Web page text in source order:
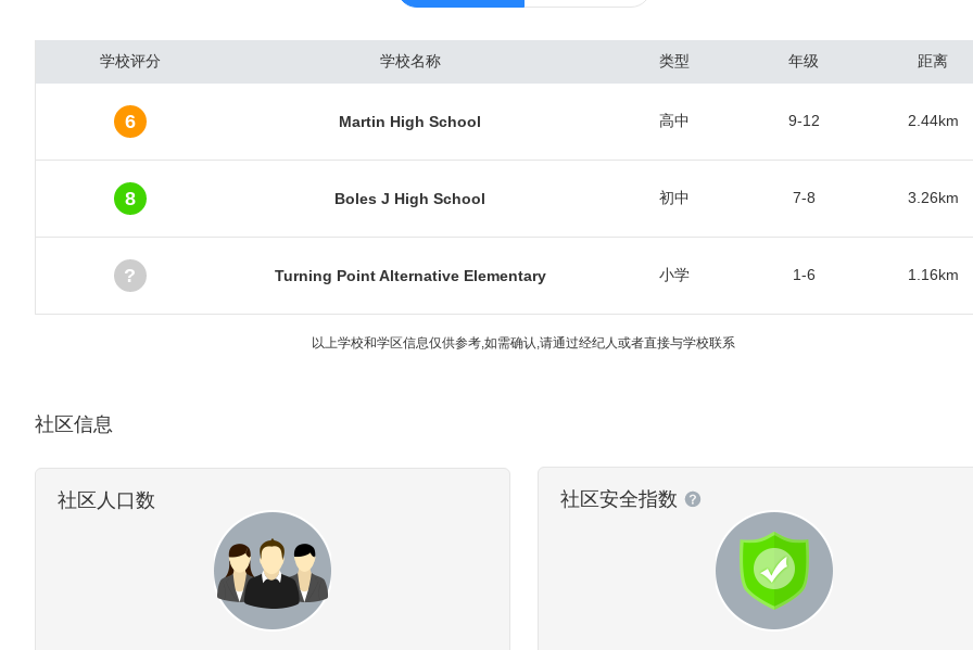
的内陆都市圈。达拉斯随着1870年后铁路陆续通达，发展成为全国主要棉花市场之一。1930年东
现大油田后，城市经济进一步增长。现为美国南部重要的石油城，城市东、西大油田所产的原油经
管汇集本市。炼油、石油化工、石油机械等工业发达，在市区设有办事处的石油公司多达600家左
有近3000家工厂。金融与保险业发达，大市区有第11联邦储备银行等约100家银行，为全国性的
融中心之一。 达拉斯市内的主要交通工具是私人汽车。此外，市内拥有德克萨斯州最早建成的轻
系统。达拉斯是数条重要州际高速公路的交汇处，20号、30号、35E号及45号州际公路均经过达
学校评分 学校名称 类型 年级 距离
6 Martin High School 高中 9-12 2.44km
8 Boles J High School 初中 7-8 3.26km
? Turning Point Alternative Elementary 小学 1-6 1.16km
以上学校和学区信息仅供参考,如需确认,请通过经纪人或者直接与学校联系
社区信息
社区人口数 社区安全指数